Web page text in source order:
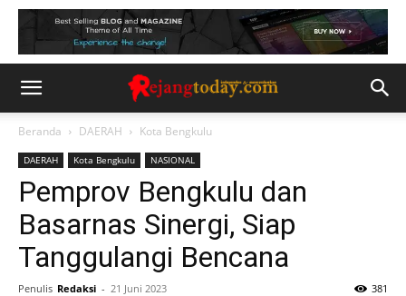
Beranda DAERAH Kota Bengkulu
DAERAH Kota Bengkulu NASIONAL
Pemprov Bengkulu dan
Basarnas Sinergi, Siap
Tanggulangi Bencana
Penulis Redaksi - 21 Juni 2023 381